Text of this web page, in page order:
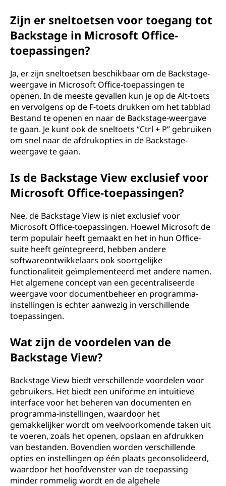
Zijn er sneltoetsen voor toegang tot
Backstage in Microsoft Office-
toepassingen?
Ja, er zijn sneltoetsen beschikbaar om de Backstage-
weergave in Microsoft Office-toepassingen te
openen. In de meeste gevallen kun je op de Alt-toets
en vervolgens op de F-toets drukken om het tabblad
Bestand te openen en naar de Backstage-weergave
te gaan. Je kunt ook de sneltoets “Ctrl + P” gebruiken
om snel naar de afdrukopties in de Backstage-
weergave te gaan.
Is de Backstage View exclusief voor
Microsoft Office-toepassingen?
Nee, de Backstage View is niet exclusief voor
Microsoft Office-toepassingen. Hoewel Microsoft de
term populair heeft gemaakt en het in hun Office-
suite heeft geïntegreerd, hebben andere
softwareontwikkelaars ook soortgelijke
functionaliteit geïmplementeerd met andere namen.
Het algemene concept van een gecentraliseerde
weergave voor documentbeheer en programma-
instellingen is echter aanwezig in verschillende
toepassingen.
Wat zijn de voordelen van de
Backstage View?
Backstage View biedt verschillende voordelen voor
gebruikers. Het biedt een uniforme en intuïtieve
interface voor het beheren van documenten en
programma-instellingen, waardoor het
gemakkelijker wordt om veelvoorkomende taken uit
te voeren, zoals het openen, opslaan en afdrukken
van bestanden. Bovendien worden verschillende
opties en instellingen op één plaats geconsolideerd,
waardoor het hoofdvenster van de toepassing
minder rommelig wordt en de algehele